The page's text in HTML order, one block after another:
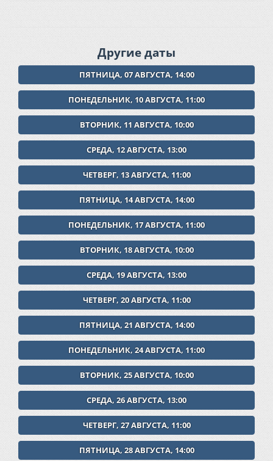
Другие даты
ПЯТНИЦА, 07 АВГУСТА, 14:00
ПОНЕДЕЛЬНИК, 10 АВГУСТА, 11:00
ВТОРНИК, 11 АВГУСТА, 10:00
СРЕДА, 12 АВГУСТА, 13:00
ЧЕТВЕРГ, 13 АВГУСТА, 11:00
ПЯТНИЦА, 14 АВГУСТА, 14:00
ПОНЕДЕЛЬНИК, 17 АВГУСТА, 11:00
ВТОРНИК, 18 АВГУСТА, 10:00
СРЕДА, 19 АВГУСТА, 13:00
ЧЕТВЕРГ, 20 АВГУСТА, 11:00
ПЯТНИЦА, 21 АВГУСТА, 14:00
ПОНЕДЕЛЬНИК, 24 АВГУСТА, 11:00
ВТОРНИК, 25 АВГУСТА, 10:00
СРЕДА, 26 АВГУСТА, 13:00
ЧЕТВЕРГ, 27 АВГУСТА, 11:00
ПЯТНИЦА, 28 АВГУСТА, 14:00